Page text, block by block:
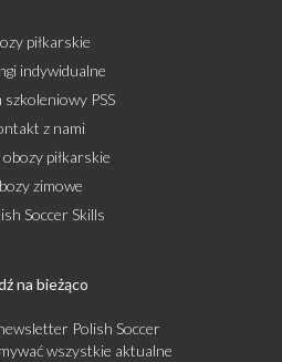
piłkarskie
indywidualne
szkoleniowy PSS
z nami
piłkarskie
zimowe
Soccer Skills
na bieżąco
Polish Soccer
wszystkie aktualne